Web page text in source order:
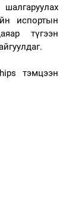
испортын
түгээн
тэмцээн